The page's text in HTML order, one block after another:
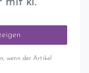
wenn der Artikel